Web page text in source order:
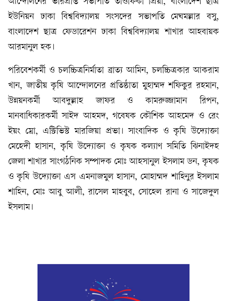
ইউনিয়ন ঢাকা বিশ্ববিদ্যালয় সংসদের সভাপতি মেঘমল্লার বসু,
বাংলাদেশ ছাত্র ফেডারেশন ঢাকা বিশ্ববিদ্যালয় শাখার আহবায়ক
আরমানুল হক।
পরিবেশকর্মী ও চলচ্চিত্রনির্মাতা ব্রাত্য আমিন, চলচ্চিত্রকার আকরাম
খান, জাতীয় কৃষি আন্দোলনের প্রতিষ্ঠাতা মুহাম্মদ শফিকুর রহমান,
উন্নয়নকর্মী আবদুল্লাহ জাফর ও কামরুজ্জামান রিপন,
মানবাধিকারকর্মী সাইদ আহমদ, গবেষক কৌশিক আহমেদ ও রেং
ইয়ং ম্রো, এক্টিভিস্ট মারজিয়া প্রভা। সাংবাদিক ও কৃষি উদ্যোক্তা
মেহেদী হাসান, কৃষি উদ্যোক্তা ও কৃষক কল্যাণ সমিতি ঝিনাইদহ
জেলা শাখার সাংগঠনিক সম্পাদক মোঃ আহসানুল ইসলাম ডন, কৃষক
ও কৃষি উদ্যোক্তা এস এমনাজমুল হাসান, মোহাম্মদ শাহিনুর ইসলাম
শাহিন, মোঃ আবু আলী, রাসেল মাহবুব, সোহেল রানা ও সাজেদুল
ইসলাম।